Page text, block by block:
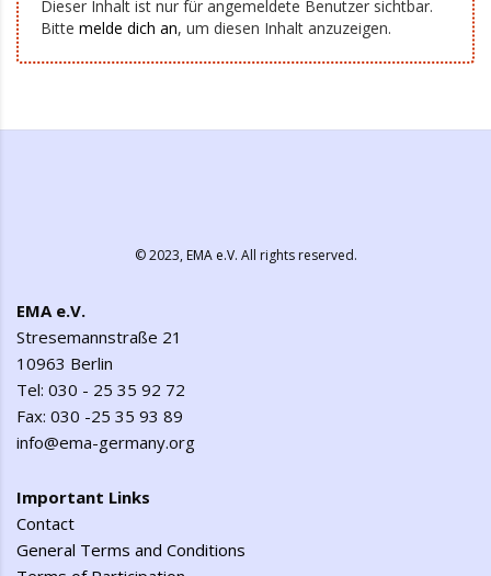
Dieser Inhalt ist nur für angemeldete Benutzer sichtbar.
Bitte melde dich an, um diesen Inhalt anzuzeigen.
© 2023,EMA e.V. All rights reserved.
EMA e.V.
Stresemannstraße 21
10963 Berlin
Tel: 030 - 25 35 92 72
Fax: 030 -25 35 93 89
info@ema-germany.org
Important Links
Contact
General Terms and Conditions